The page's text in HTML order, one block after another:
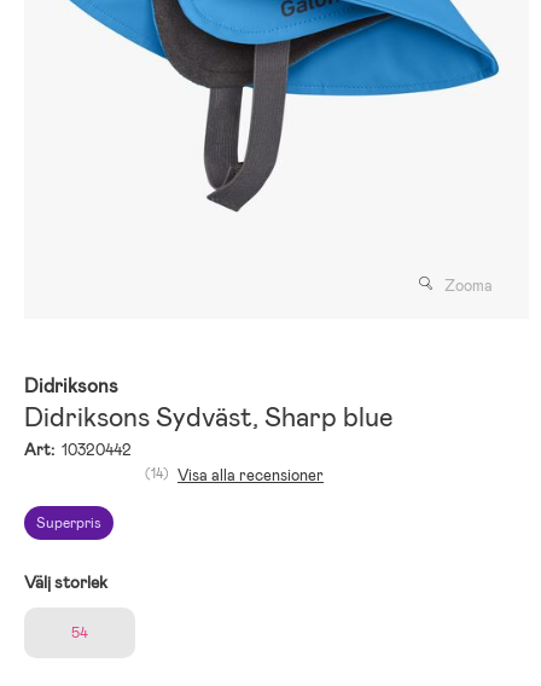
Zooma
Didriksons
Didriksons Sydväst, Sharp blue
Art: 10320442
Superpris
(14) Visa alla recensioner
Välj storlek
54